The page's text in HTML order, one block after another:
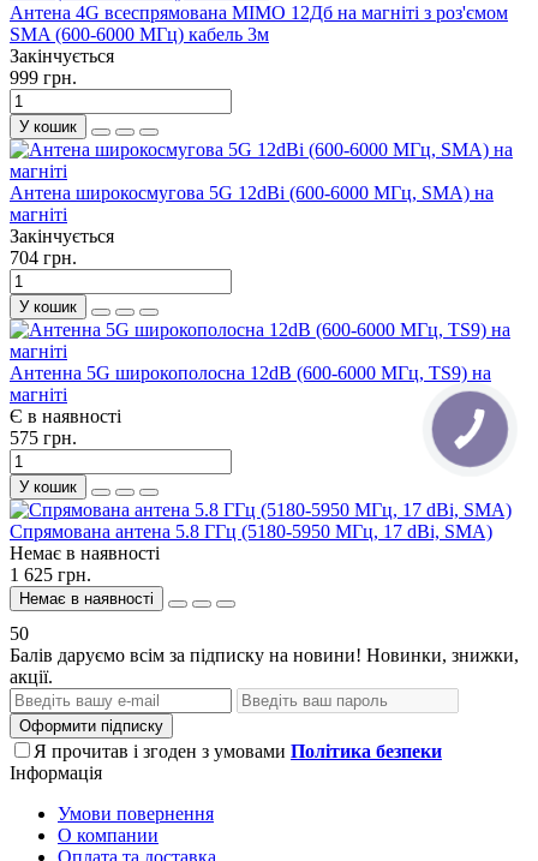
Антена 4G всеспрямована MIMO 12Дб на магніті з роз'ємом
SMA (600-6000 МГц) кабель 3м
Закінчується
999 грн.
У кошик
Антена широкосмугова 5G 12dBi (600-6000 МГц, SMA) на
магніті
Закінчується
704 грн.
У кошик
Антенна 5G широкополосна 12dB (600-6000 МГц, TS9) на
магніті
Є в наявності
575 грн.
У кошик
Спрямована антена 5.8 ГГц (5180-5950 МГц, 17 dBi, SMA)
Немає в наявності
1 625 грн.
Немає в наявності
50
Балів даруємо всім за підписку на новини! Новинки, знижки,
акції.
Оформити підписку
Я прочитав і згоден з умовами Політика безпеки
Інформація
Умови повернення
О компании
Оплата та доставка